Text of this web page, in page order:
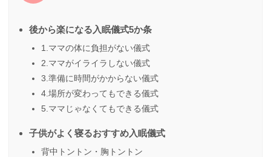
後から楽になる入眠儀式5か条
1.ママの体に負担がない儀式
2.ママがイライラしない儀式
3.準備に時間がかからない儀式
4.場所が変わってもできる儀式
5.ママじゃなくてもできる儀式
子供がよく寝るおすすめ入眠儀式
背中トントン・胸トントン